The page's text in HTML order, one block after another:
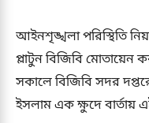
আইনশৃঙ্খলা পরিস্থিতি
প্লাটুন বিজিবি মোতায়েন
সকালে বিজিবি সদর
ইসলাম এক ক্ষুদে বার্তায়